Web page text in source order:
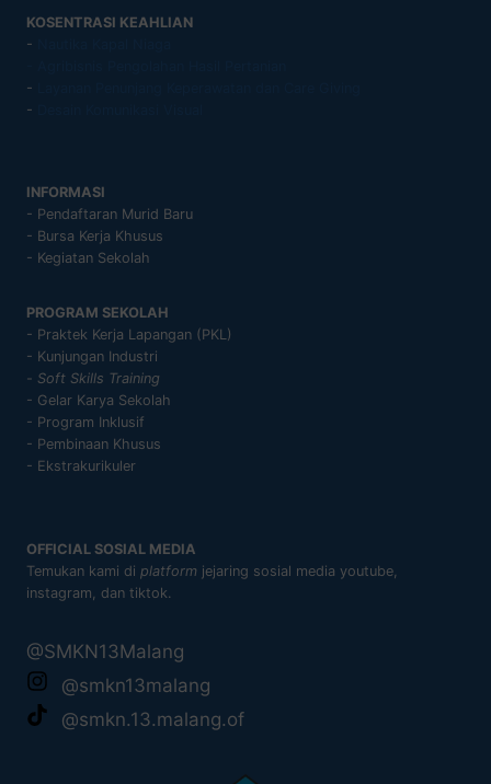
KOSENTRASI KEAHLIAN
-
-
-
INFORMASI
- Pendaftaran Murid Baru
- Bursa Kerja Khusus
- Kegiatan Sekolah
PROGRAM SEKOLAH
- Praktek Kerja Lapangan (PKL)
- Kunjungan Industri
- Soft Skills Training
- Gelar Karya Sekolah
- Program Inklusif
- Pembinaan Khusus
- Ekstrakurikuler
OFFICIAL SOSIAL MEDIA
Temukan kami di platform jejaring sosial media youtube,
instagram, dan tiktok.
@SMKN13Malang
@smkn13malang
@smkn.13.malang.of